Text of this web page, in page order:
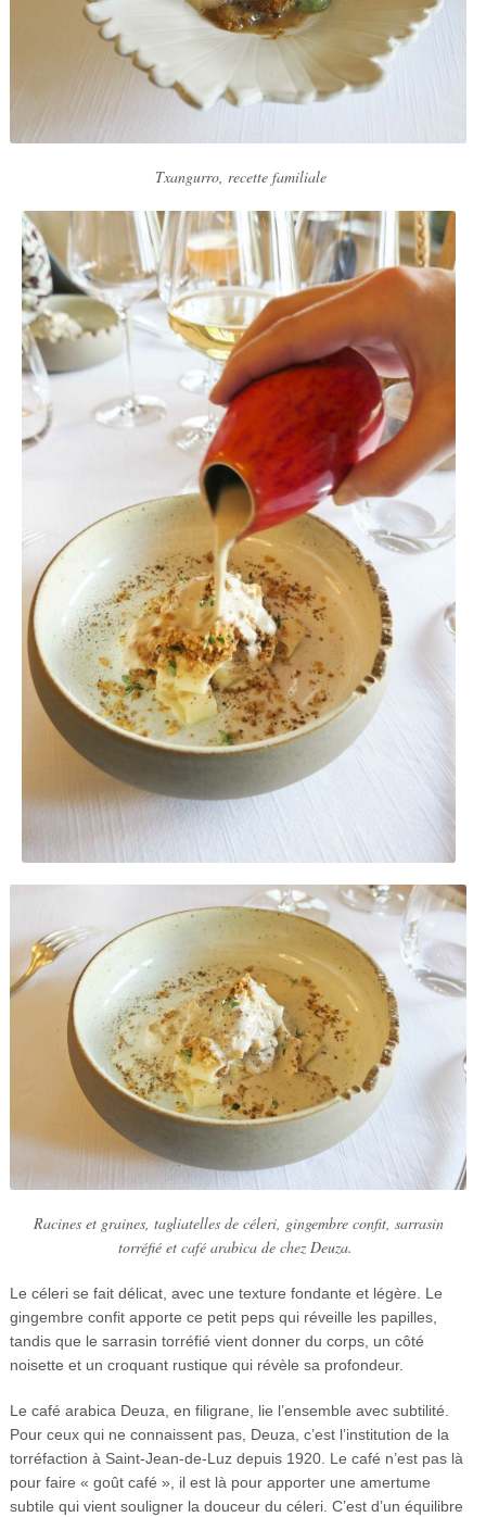
Txangurro, recette familiale
Racines et graines, tagliatelles de céleri, gingembre confit, sarrasin
torréfié et café arabica de chez Deuza.
Le céleri se fait délicat, avec une texture fondante et légère. Le
gingembre confit apporte ce petit peps qui réveille les papilles,
tandis que le sarrasin torréfié vient donner du corps, un côté
noisette et un croquant rustique qui révèle sa profondeur.
Le café arabica Deuza, en filigrane, lie l’ensemble avec subtilité.
Pour ceux qui ne connaissent pas, Deuza, c’est l’institution de la
torréfaction à Saint-Jean-de-Luz depuis 1920. Le café n’est pas là
pour faire « goût café », il est là pour apporter une amertume
subtile qui vient souligner la douceur du céleri. C’est d’un équilibre